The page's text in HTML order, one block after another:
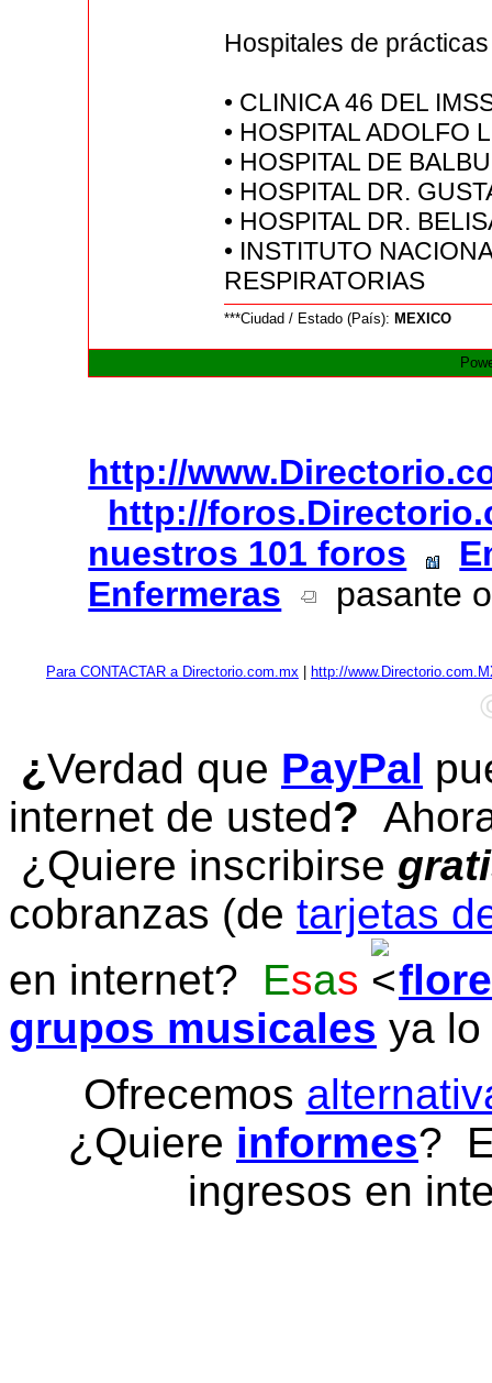
Hospitales de
• CLINICA 46 DEL
• HOSPITAL ADOLFO
• HOSPITAL DE
• HOSPITAL DR.
• HOSPITAL DR.
• INSTITUTO
RESPIRATORIAS
***Ciudad / Estado (País): MEXICO
http://
http://
nuestros 101 foros
Enfermeras
pasante
Para CONTACTAR a Directorio.com.mx http://
¿Verdad que PayPal
internet de usted?
¿Quiere inscribirse
cobranzas (de tarjetas
en internet? Esas
grupos musicales ya
Ofrecemos
¿Quiere informes?
ingresos en